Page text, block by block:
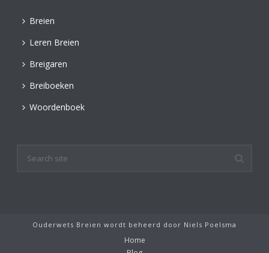
Breien
Leren Breien
Breigaren
Breiboeken
Woordenboek
Ouderwets Breien wordt beheerd door Niels Poelsma
Home